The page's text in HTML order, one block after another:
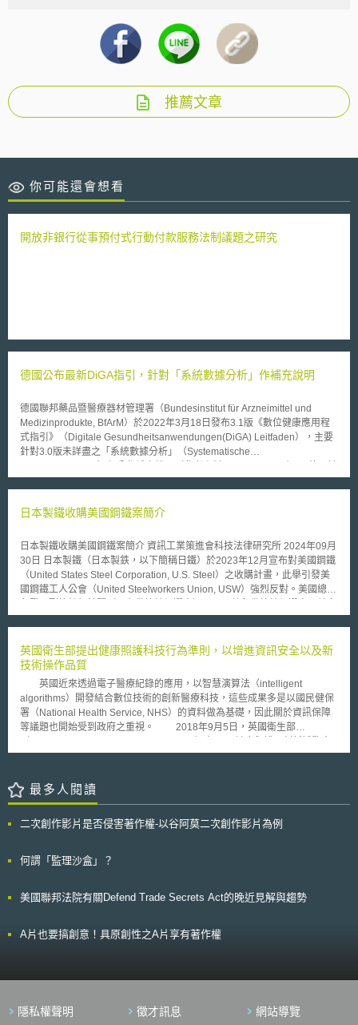
推薦文章
你可能還會想看
開放非銀行從事預付式行動付款服務法制議題之研究
德國公布最新DiGA指引，針對「系統數據分析」作補充說明
德國聯邦藥品暨醫療器材管理署（Bundesinstitut für Arzneimittel und
Medizinprodukte, BfArM）於2022年3月18日發布3.1版《數位健康應用程
式指引》（Digitale Gesundheitsanwendungen(DiGA) Leitfaden），主要
針對3.0版未詳盡之「系統數據分析」（Systematische
2019年12月即透過《數位化創新醫療服務法》（Digitale-Versorgung-
Buch, SGB V）關於法定健康保險之規定，賦予數位療法（Digital
式管理辦法》（Digitale Gesundheitsanwendungen-Verordnung –
DiGAV）建構處方數位療法（Prescription Digital Therapeutics, PDT）的
管理架構並發布DiGA指引，使數位療法得以快速被納入法定健康保險給付
範圍。 開發商之數位健康應用程式取得歐盟醫療器材規則（Medical device
regulation, MDR）CE Mark I & IIa級認證之後，得向BfArM提交申請，若該
（Positive Versorgunseffekte），則該應用程式最快可以在三個月取得永久
「符合法規要求」則會被暫時收錄，需在十二個月內補上「積極醫療效果」
的證據或報告，以取得永久許可，否則會從DiGA目錄中刪除。DiGA目錄中
的應用程式（包含臨時許可）會納入單一支付標準（Einheitlicher
Bewertungsmaßstab, EBM），法定健康保險將依該標準表列之金額給付給
製造商。 目前DiGA目錄上共有36款應用程式，當中13款取得永久許可、19
款取得臨時許可、另有4款被刪除；三分之一的應用程式係用於治療焦慮或
憂鬱等精神疾病，其他尚包括治療耳鳴或肥胖症等疾病。病患近用DiGA目
錄中之應用程式的途徑有二：透過醫師開立處方，或是依照醫師診斷之病症
會依照該應用程式被使用之次數，對照EBM所列之價額後，給付費用予開發
商。 本文同步刊載於stli生醫未來式網站（https://www.biotechlaw.org.tw）
日本製鐵收購美國鋼鐵案簡介
日本製鐵收購美國鋼鐵案簡介 資訊工業策進會科技法律研究所 2024年09月
30日 日本製鐵（日本製鉄，以下簡稱日鐵）於2023年12月宣布對美國鋼鐵
（United States Steel Corporation, U.S. Steel）之收購計畫，此舉引發美
國鋼鐵工人公會（United Steelworkers Union, USW）強烈反對。美國總統
陸續發表聲明，反對此項收購計畫。 上述收購計畫為今（2024）年美國總
濟安全問題及各方意見，以及目前最新進展。 壹、事件摘要 U.S. Steel為美
國指標性鋼鐵企業，近年受到產業結構改變影響持續虧損，最終於2023年8
月宣布出售。日鐵為進軍美國電動車鋼品市場，於2023年12月18日發表將
收購U.S. Steel，消息曝光後引發美國各界嘩然，白宮更於同年12月21日表
示此項收購可能影響國家安全和供應鏈可靠性，應嚴格進行審查。 日鐵收
購之U.S. Steel計畫將同時由美國司法部審查是否違反反托拉斯法，以及由
美國外資投資委員會（Committee on Foreign Investment in the United
（2024）9月23日完成審查，惟CFIUS於8月31日向日鐵表示，此項收購計
畫可能降低美國國內鋼鐵產能，影響交通、建築和農業等領域之鋼鐵供應，
存在經濟安全上之隱憂。根據歐美媒體報導，美國總統拜登可能發布中止收
明 一、收購計畫涉及之經安問題及日鐵回應： CFIUS係依據《1950年國防
1950）、第11858號行政命令（Executive Order 11858）以及《聯邦法
構成國家安全威脅，避免外國人透過併購或投資等方式控制美國企業。 針
印度市場投資並收購當地鋼鐵廠，CFIUS擔心其可能將美國鋼鐵產線轉移至
用於更新US Steel的老舊設備及生產據點，並優先在美國國內生產。
英國衛生部提出健康照護科技行為準則，以增進資訊安全以及新
技術操作品質
英國近來透過電子醫療紀錄的應用，以智慧演算法（intelligent
algorithms）開發結合數位技術的創新醫療科技，這些成果多是以國民健保
署（National Health Service, NHS）的資料做為基礎，因此關於資訊保障
等議題也開始受到政府之重視。 2018年9月5日，英國衛生部
（NHS Health and Care Innovation Expo Conference 2018）中公布「以
Health and Care Technology）。此準則主要鼓勵研發公司在設計產品時，
將患者的資訊安全以及新技術的操作品質列入考量。 此行為準則的目
界定價值（value proposition）、對使用的資料保持合理（fair）、透明
（General Data Protection Regulation, GDPR）的資料最小化原則（data
的有效性、以及公開演算法的類型、開發原因、與操作過程的監控方式。
適用性，並預期於2018年12月公布更新的版本。
最多人閱讀
二次創作影片是否侵害著作權-以谷阿莫二次創作影片為例
何謂「監理沙盒」？
美國聯邦法院有關Defend Trade Secrets Act的晚近見解與趨勢
A片也要搞創意！具原創性之A片享有著作權
隱私權聲明 徵才訊息 網站導覽